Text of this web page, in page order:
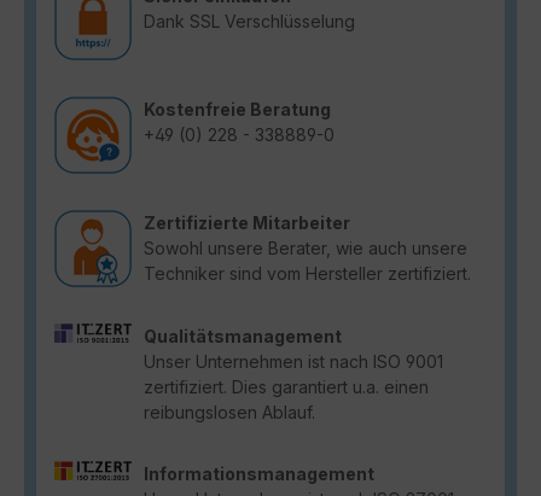
Dank SSL Verschlüsselung
Kostenfreie Beratung
+49 (0) 228 - 338889-0
Zertifizierte Mitarbeiter
Sowohl unsere Berater, wie auch unsere
Techniker sind vom Hersteller zertifiziert.
Qualitätsmanagement
Unser Unternehmen ist nach ISO 9001
zertifiziert. Dies garantiert u.a. einen
reibungslosen Ablauf.
Informationsmanagement